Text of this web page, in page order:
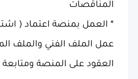
المناقصات
* العمل بمنصة اعتماد (
عمل الملف الفني والملف
العقود على المنصة ومتابعة